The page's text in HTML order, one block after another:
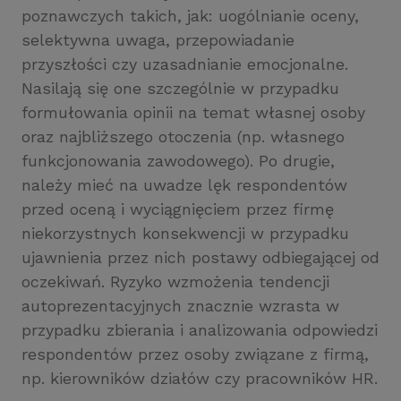
poznawczych takich, jak: uogólnianie oceny,
selektywna uwaga, przepowiadanie
przyszłości czy uzasadnianie emocjonalne.
Nasilają się one szczególnie w przypadku
formułowania opinii na temat własnej osoby
oraz najbliższego otoczenia (np. własnego
funkcjonowania zawodowego). Po drugie,
należy mieć na uwadze lęk respondentów
przed oceną i wyciągnięciem przez firmę
niekorzystnych konsekwencji w przypadku
ujawnienia przez nich postawy odbiegającej od
oczekiwań. Ryzyko wzmożenia tendencji
autoprezentacyjnych znacznie wzrasta w
przypadku zbierania i analizowania odpowiedzi
respondentów przez osoby związane z firmą,
np. kierowników działów czy pracowników HR.